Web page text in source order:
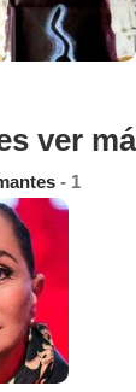
ver
- 1